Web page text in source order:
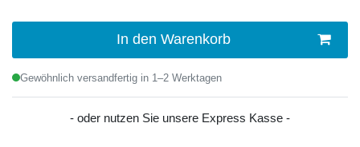
In den Warenkorb
Gewöhnlich versandfertig in 1–2 Werktagen
- oder nutzen Sie unsere Express Kasse -